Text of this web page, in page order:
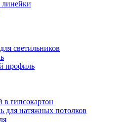
линейки
светильников
профиль
гипсокартон
натяжных потолков